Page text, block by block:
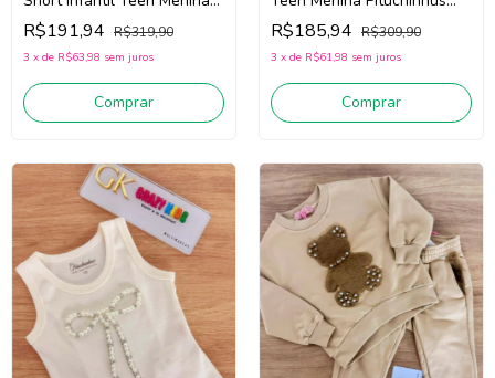
Pituchinhus 30295 (Off
White/Bege)
R$191,94 R$319,90
3 x de R$63,98 sem juros
Comprar
30253 (Bege/Preto)
R$185,94 R$309,90
3 x de R$61,98 sem juros
Comprar